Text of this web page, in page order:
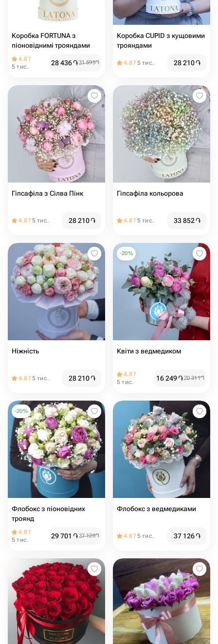
Коробка FORTUNA з
піоновіднимі трояндами
4.87
5 тис.
28 436֏31 595֏
Коробка CUPID з кущовими
трояндами
4.875 тис. 28 210֏
Гіпсафіла з Сілва Пінк
4.875 тис. 28 210֏
Гіпсафіла кольорова
4.875 тис. 33 852֏
Ніжність
4.875 тис. 28 210֏
-20%
Квіти з ведмедиком
4.87
5 тис.
16 249֏20 311֏
-20%
Флобокс з піоновідних
троянд
4.87
5 тис.
29 701 ֏37 126֏
Флобокс з ведмедиками
4.875 тис. 37 126֏